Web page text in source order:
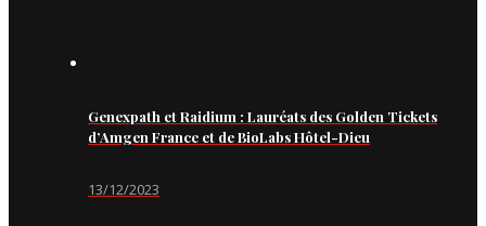
Genexpath et Raidium : Lauréats des Golden Tickets
d’Amgen France et de BioLabs Hôtel-Dieu
13/12/2023